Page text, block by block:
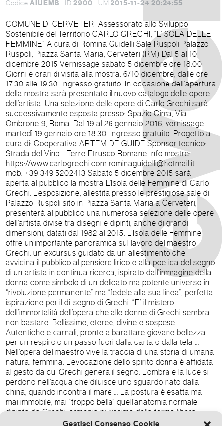
Gestisci Consenso Cookie
Codice AIUEMB - ID 2900 - UM 2015-11-24 20:24:55
COMUNE DI CERVETERI Assessorato allo Sviluppo
Sostenibile del Territorio CARLO GRECHI, “L’ISOLA DELLE
FEMMINE” A cura di Romina Guidelli Sale Ruspoli Palazzo
Ruspoli, Piazza Santa Maria, Cerveteri (RM) Dal 5 al 10
dicembre 2015 Vernissage sabato 5 dicembre ore 18.00
Giorni e orari di visita alla mostra: 6/10 dicembre, dalle ore
17.30 alle 19.30. Ingresso gratuito. In occasione dell'apertura
della mostra sarà presentato il nuovo catalogo delle opere
dell’artista. Una selezione delle opere di Carlo Grechi sarà
successivamente esposta presso: Spazio Cima, Via
Ombrone 9, Roma. Dal 19 al 26 gennaio 2016, vernissage
martedì 19 gennaio ore 18.30. Ingresso gratuito. Progetto a
cura di: Cooperativa ARTEMIDE GUIDE Sponsor tecnico:
Strada del Vino - Terre Etrusco Romane Info mostre:
https://www.carlogrechi.com rominaguidelli@hotmail.it -
mob. +39 349 5202413 Sabato 5 dicembre 2015 sarà
aperta al pubblico la mostra L’Isola delle Femmine di Carlo
Grechi. L’esposizione, allestita presso le prestigiose sale di
Palazzo Ruspoli sito in Piazza Santa Maria a Cerveteri,
presenterà al pubblico una numerosa selezione delle opere
dell’artista divise tra disegni e dipinti, anche di grandi
dimensioni, datati dal 1982 al 2015. L’Isola delle Femmine
offre un’importante panoramica sul lavoro del maestro
Grechi, un excursus guidato da un allestimento che
avvicina il pubblico al pensiero lirico e alla poetica del segno
di un artista in continua ricerca, ispirato dall’immagine della
donna come simbolo di un delicato ma potente universo in
“rivoluzione permanente” ma “fedele alla sua linea”, perfetta
ispirazione per il di-segno di Grechi. “E’ il mistero
dell’immortalità dell’opera che alle donne di Grechi sembra
non bastare. Bellissime, eteree, divine e sospese.
Autentiche e carnali, pronte a barattare giovane bellezza
per un respiro o un passo fuori dalla carta o dalla tela …
Nell’opera del maestro vive la traccia di una storia di umana
natura: femmina. L’evocazione dello spirito donna è affidata
al gesto da cui Grechi genera il segno. L’ombra e la luce si
perdono nell’acqua che diluisce uno sguardo nato dalla
china, quando incontra il mare … La postura è esatta ma
mai immobile, mai “troppo bella” quell’anatomia normale
dipinta da Grechi; armonia purissima della forma libera
bloccata all’apice di un gesto in divenire … Davanti al